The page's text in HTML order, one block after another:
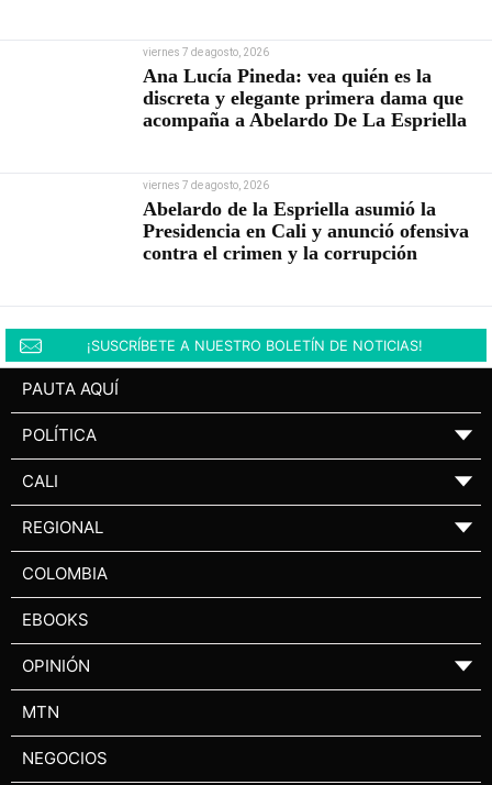
viernes 7 de agosto, 2026
Ana Lucía Pineda: vea quién es la
discreta y elegante primera dama que
acompaña a Abelardo De La Espriella
viernes 7 de agosto, 2026
Abelardo de la Espriella asumió la
Presidencia en Cali y anunció ofensiva
contra el crimen y la corrupción
¡SUSCRÍBETE A NUESTRO BOLETÍN DE NOTICIAS!
PAUTA AQUÍ
POLÍTICA ▼
CALI ▼
REGIONAL ▼
COLOMBIA
EBOOKS
OPINIÓN ▼
MTN
NEGOCIOS